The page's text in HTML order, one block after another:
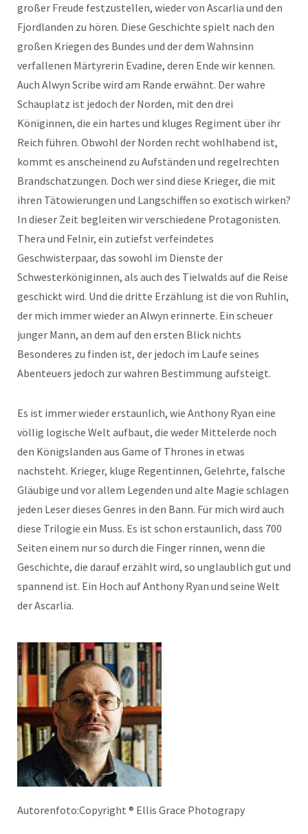
großer Freude festzustellen, wieder von Ascarlia und den
Fjordlanden zu hören. Diese Geschichte spielt nach den
großen Kriegen des Bundes und der dem Wahnsinn
verfallenen Märtyrerin Evadine, deren Ende wir kennen.
Auch Alwyn Scribe wird am Rande erwähnt. Der wahre
Schauplatz ist jedoch der Norden, mit den drei
Königinnen, die ein hartes und kluges Regiment über ihr
Reich führen. Obwohl der Norden recht wohlhabend ist,
kommt es anscheinend zu Aufständen und regelrechten
Brandschatzungen. Doch wer sind diese Krieger, die mit
ihren Tätowierungen und Langschiffen so exotisch wirken?
In dieser Zeit begleiten wir verschiedene Protagonisten.
Thera und Felnir, ein zutiefst verfeindetes
Geschwisterpaar, das sowohl im Dienste der
Schwesterköniginnen, als auch des Tielwalds auf die Reise
geschickt wird. Und die dritte Erzählung ist die von Ruhlin,
der mich immer wieder an Alwyn erinnerte. Ein scheuer
junger Mann, an dem auf den ersten Blick nichts
Besonderes zu finden ist, der jedoch im Laufe seines
Abenteuers jedoch zur wahren Bestimmung aufsteigt.
Es ist immer wieder erstaunlich, wie Anthony Ryan eine
völlig logische Welt aufbaut, die weder Mittelerde noch
den Königslanden aus Game of Thrones in etwas
nachsteht. Krieger, kluge Regentinnen, Gelehrte, falsche
Gläubige und vor allem Legenden und alte Magie schlagen
jeden Leser dieses Genres in den Bann. Für mich wird auch
diese Trilogie ein Muss. Es ist schon erstaunlich, dass 700
Seiten einem nur so durch die Finger rinnen, wenn die
Geschichte, die darauf erzählt wird, so unglaublich gut und
spannend ist. Ein Hoch auf Anthony Ryan und seine Welt
der Ascarlia.
Autorenfoto:Copyright ® Ellis Grace Photograpy